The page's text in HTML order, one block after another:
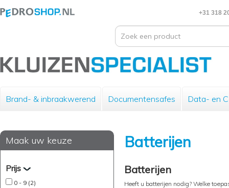
+31 318
Brand- & inbraakwerend Documentensafes Data- en
Maak uw keuze
Prijs
0 - 9 (2)
Batterijen
Batterijen
Heeft u batterijen nodig? Welke